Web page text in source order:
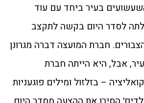
בעיר ביחד עם עוד
לסדר היום בקשה לתקצב
חברת המועצה דברה מגרונן
אבל, היא הייתה חברת
– בזלזול ומילים פוגעניות